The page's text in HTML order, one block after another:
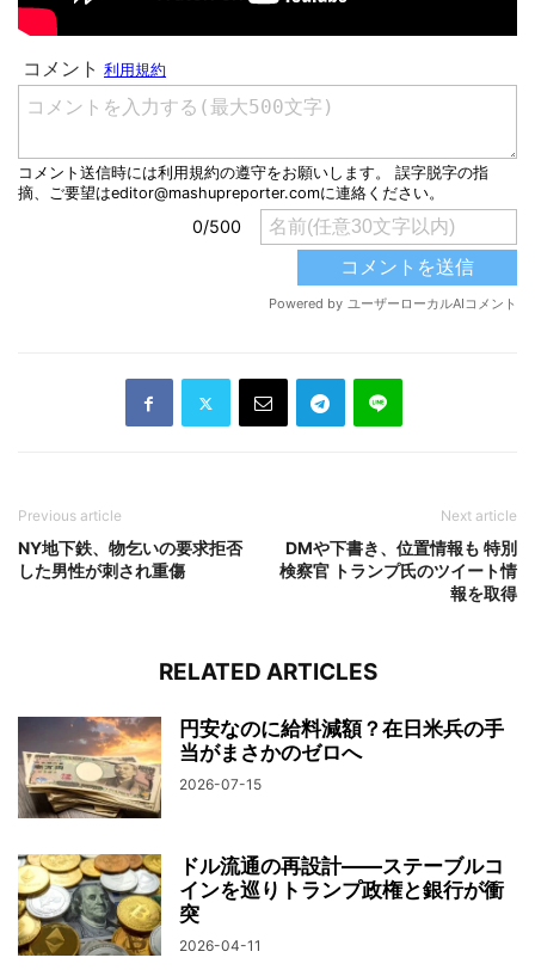
Previous article
NY地下鉄、物乞いの要求拒否
した男性が刺され重傷
Next article
DMや下書き、位置情報も 特別
検察官 トランプ氏のツイート情
報を取得
RELATED ARTICLES
円安なのに給料減額？在日米兵の手
当がまさかのゼロへ
2026-07-15
ドル流通の再設計——ステーブルコ
インを巡りトランプ政権と銀行が衝
突
2026-04-11